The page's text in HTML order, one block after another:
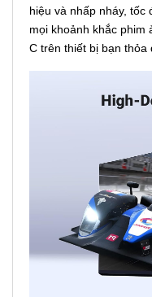
hiệu và nhấp nháy, tốc
mọi khoảnh khắc phim
C trên thiết bị bạn thỏa